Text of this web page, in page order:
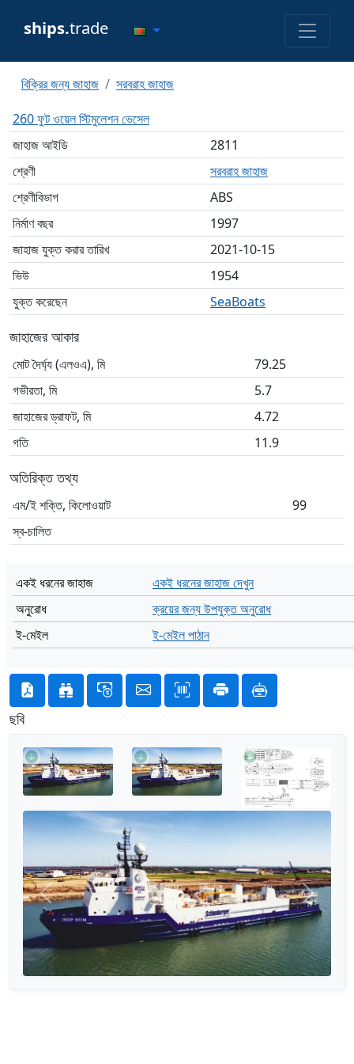
ships.trade
বিক্রির জন্য জাহাজ
সরবরাহ জাহাজ
260 ফুট ওয়েল স্টিমুলেশন ভেসেল
জাহাজ আইডি
2811
শ্রেণী
সরবরাহ জাহাজ
শ্রেণীবিভাগ
ABS
নির্মাণ বছর
1997
জাহাজ যুক্ত করার তারিখ
2021-10-15
ভিউ
1954
যুক্ত করেছেন
SeaBoats
জাহাজের আকার
মোট দৈর্ঘ্য (এলওএ), মি
79.25
গভীরতা, মি
5.7
জাহাজের ড্রাফট, মি
4.72
গতি
11.9
অতিরিক্ত তথ্য
এম/ই শক্তি, কিলোওয়াট
99
স্ব-চালিত
একই ধরনের জাহাজ
একই ধরনের জাহাজ দেখুন
অনুরোধ
ক্রয়ের জন্য উপযুক্ত অনুরোধ
ই-মেইল
ই-মেইল পাঠান
ছবি
আগের পরের